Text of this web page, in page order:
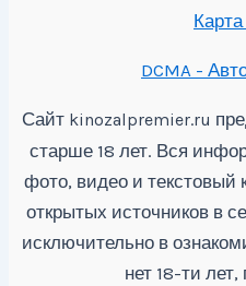
DCMA -
Сайт kinozalpremier.ru
старше 18 лет. Вся
фото, видео и текстовый
открытых источников в
исключительно в
нет 18-ти лет,